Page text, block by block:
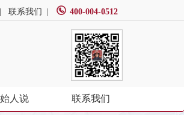
联系我们 400-004-0512
人说 联系我们